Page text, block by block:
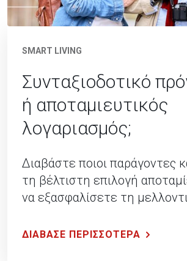
SMART LIVING
Συνταξιοδοτικό
ή αποταμιευτικός
λογαριασμός;
Διαβάστε ποιοι παράγοντες
τη βέλτιστη επιλογή
να εξασφαλίσετε τη
ΔΙΑΒΑΣΕ ΠΕΡΙΣΣΟΤΕΡΑ